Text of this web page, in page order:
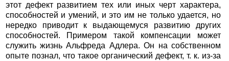
этот дефект развитием тех или иных черт характера,
способностей и умений, и это им не только удается, но
нередко приводит к выдающемуся развитию других
способностей. Примером такой компенсации может
служить жизнь Альфреда Адлера. Он на собственном
опыте познал, что такое органический дефект, т. к. из-за